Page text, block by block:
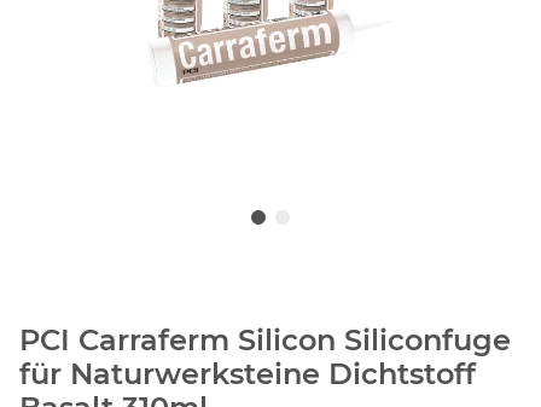
PCI Carraferm Silicon Siliconfuge
für Naturwerksteine Dichtstoff